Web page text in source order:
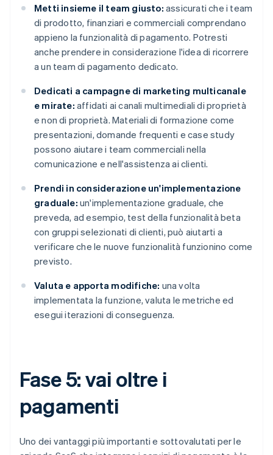
Metti insieme il team giusto: assicurati che i team
di prodotto, finanziari e commerciali comprendano
appieno la funzionalità di pagamento. Potresti
anche prendere in considerazione l'idea di ricorrere
a un team di pagamento dedicato.
Dedicati a campagne di marketing multicanale
e mirate: affidati ai canali multimediali di proprietà
e non di proprietà. Materiali di formazione come
presentazioni, domande frequenti e case study
possono aiutare i team commerciali nella
comunicazione e nell'assistenza ai clienti.
Prendi in considerazione un'implementazione
graduale: un'implementazione graduale, che
preveda, ad esempio, test della funzionalità beta
con gruppi selezionati di clienti, può aiutarti a
verificare che le nuove funzionalità funzionino come
previsto.
Valuta e apporta modifiche: una volta
implementata la funzione, valuta le metriche ed
esegui iterazioni di conseguenza.
Fase 5: vai oltre i
pagamenti
Uno dei vantaggi più importanti e sottovalutati per le